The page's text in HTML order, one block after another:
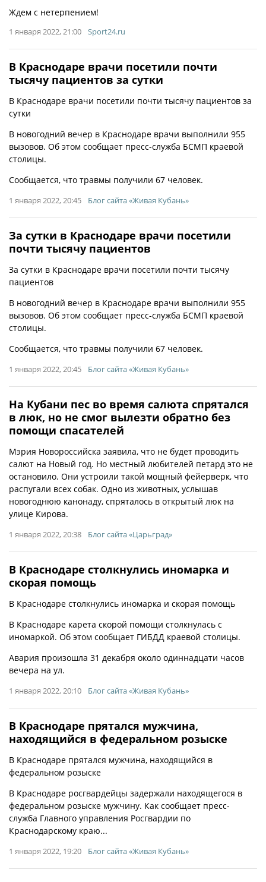
Ждем с нетерпением!
1 января 2022, 21:00 Sport24.ru
В Краснодаре врачи посетили почти
тысячу пациентов за сутки
В Краснодаре врачи посетили почти тысячу пациентов за
сутки
В новогодний вечер в Краснодаре врачи выполнили 955
вызовов. Об этом сообщает пресс-служба БСМП краевой
столицы.
Сообщается, что травмы получили 67 человек.
1 января 2022, 20:45 Блог сайта «Живая Кубань»
За сутки в Краснодаре врачи посетили
почти тысячу пациентов
За сутки в Краснодаре врачи посетили почти тысячу
пациентов
В новогодний вечер в Краснодаре врачи выполнили 955
вызовов. Об этом сообщает пресс-служба БСМП краевой
столицы.
Сообщается, что травмы получили 67 человек.
1 января 2022, 20:45 Блог сайта «Живая Кубань»
На Кубани пес во время салюта спрятался
в люк, но не смог вылезти обратно без
помощи спасателей
Мэрия Новороссийска заявила, что не будет проводить
салют на Новый год. Но местный любителей петард это не
остановило. Они устроили такой мощный фейерверк, что
распугали всех собак. Одно из животных, услышав
новогоднюю канонаду, спряталось в открытый люк на
улице Кирова.
1 января 2022, 20:38 Блог сайта «Царьград»
В Краснодаре столкнулись иномарка и
скорая помощь
В Краснодаре столкнулись иномарка и скорая помощь
В Краснодаре карета скорой помощи столкнулась с
иномаркой. Об этом сообщает ГИБДД краевой столицы.
Авария произошла 31 декабря около одиннадцати часов
вечера на ул.
1 января 2022, 20:10 Блог сайта «Живая Кубань»
В Краснодаре прятался мужчина,
находящийся в федеральном розыске
В Краснодаре прятался мужчина, находящийся в
федеральном розыске
В Краснодаре росгвардейцы задержали находящегося в
федеральном розыске мужчину. Как сообщает пресс-
служба Главного управления Росгвардии по
Краснодарскому краю...
1 января 2022, 19:20 Блог сайта «Живая Кубань»